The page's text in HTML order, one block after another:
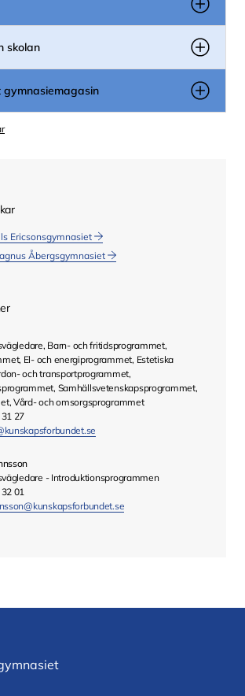
skolan
Ericsonsgymnasiet
Åbergsgymnasiet
Barn- och fritidsprogrammet,
El- och energiprogrammet, Estetiska
och transportprogrammet,
Samhällsvetenskapsprogrammet,
Vård- och omsorgsprogrammet
27
- Introduktionsprogrammen
01